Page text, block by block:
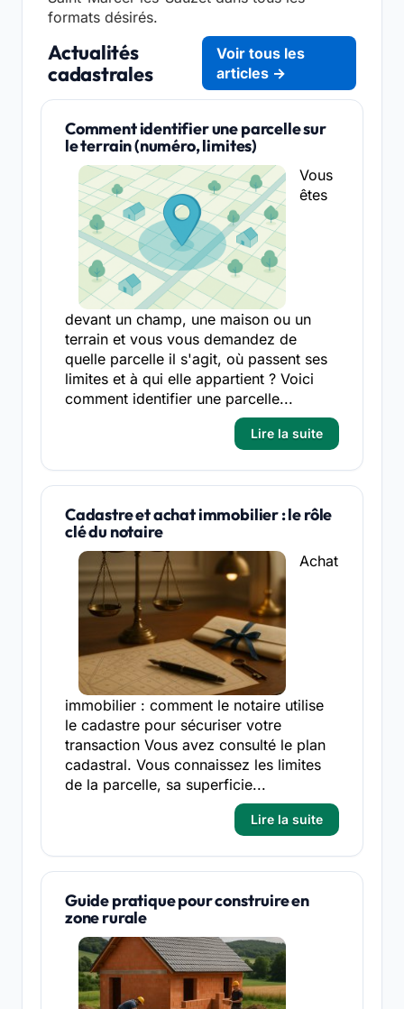
formats désirés.
Actualités
cadastrales
Voir tous les
articles →
Comment identifier une parcelle sur
le terrain (numéro, limites)
Vous
êtes
devant un champ, une maison ou un
terrain et vous vous demandez de
quelle parcelle il s'agit, où passent ses
limites et à qui elle appartient ? Voici
comment identifier une parcelle...
Lire la suite
Cadastre et achat immobilier : le rôle
clé du notaire
Achat
immobilier : comment le notaire utilise
le cadastre pour sécuriser votre
transaction Vous avez consulté le plan
cadastral. Vous connaissez les limites
de la parcelle, sa superficie...
Lire la suite
Guide pratique pour construire en
zone rurale